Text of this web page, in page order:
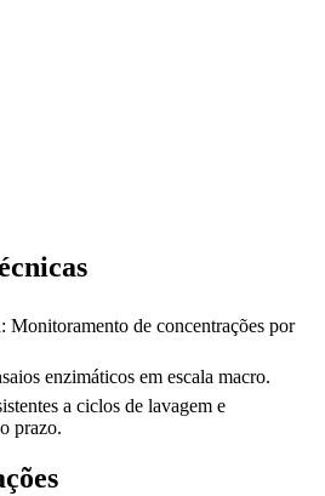
Monitoramento de concentrações por
enzimáticos em escala macro.
a ciclos de lavagem e
prazo.